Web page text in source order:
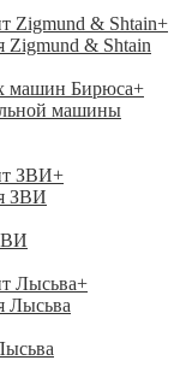
Zigmund & Shtain+
Zigmund & Shtain
машин Бирюса+
машины
ЗВИ+
ЗВИ
Лысьва+
Лысьва